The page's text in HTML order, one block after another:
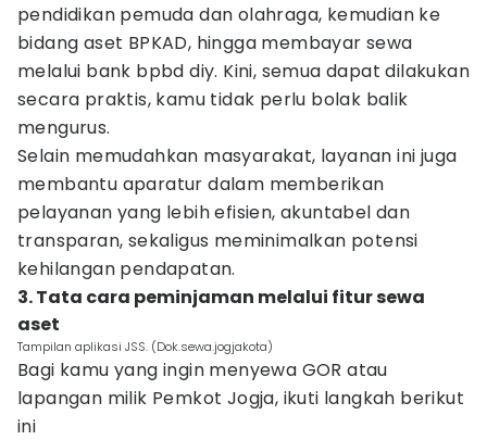
pendidikan pemuda dan olahraga, kemudian ke
bidang aset BPKAD, hingga membayar sewa
melalui bank bpbd diy. Kini, semua dapat dilakukan
secara praktis, kamu tidak perlu bolak balik
mengurus.
Selain memudahkan masyarakat, layanan ini juga
membantu aparatur dalam memberikan
pelayanan yang lebih efisien, akuntabel dan
transparan, sekaligus meminimalkan potensi
kehilangan pendapatan.
3. Tata cara peminjaman melalui fitur sewa
aset
Tampilan aplikasi JSS. (Dok.sewa.jogjakota)
Bagi kamu yang ingin menyewa GOR atau
lapangan milik Pemkot Jogja, ikuti langkah berikut
ini